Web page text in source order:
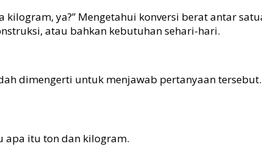
ya?” Mengetahui konversi berat antar
atau bahkan kebutuhan sehari-hari.
dimengerti untuk menjawab pertanyaan tersebut.
apa itu ton dan kilogram.